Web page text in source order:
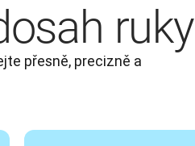
ruky
přesně, precizně a